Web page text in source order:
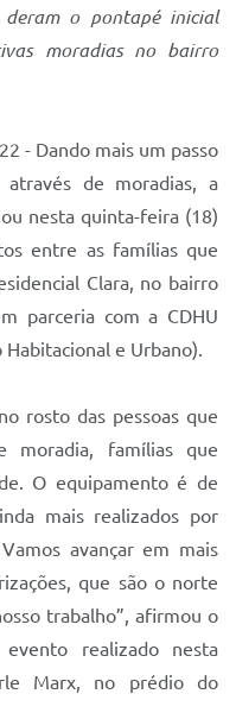
o pontapé inicial
moradias no bairro
- Dando mais um passo
de moradias, a
nesta quinta-feira (18)
entre as famílias que
Clara, no bairro
parceria com a CDHU
e Urbano).
rosto das pessoas que
moradia, famílias que
O equipamento é de
mais realizados por
avançar em mais
que são o norte
trabalho”, afirmou o
realizado nesta
Marx, no prédio do